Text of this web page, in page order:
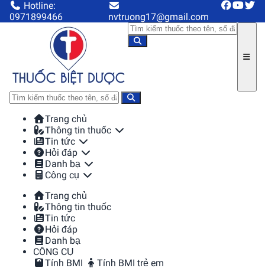
Hotline:
0971899466
nvtruong17@gmail.com
Trang chủ
Thông tin thuốc
Tin tức
Hỏi đáp
Danh bạ
Công cụ
Trang chủ
Thông tin thuốc
Tin tức
Hỏi đáp
Danh bạ
CÔNG CỤ
Tính BMI
Tính BMI trẻ em